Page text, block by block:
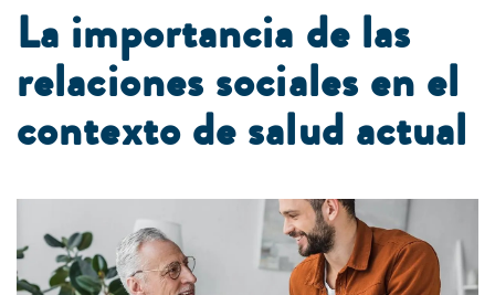
La importancia de las
relaciones sociales en el
contexto de salud actual